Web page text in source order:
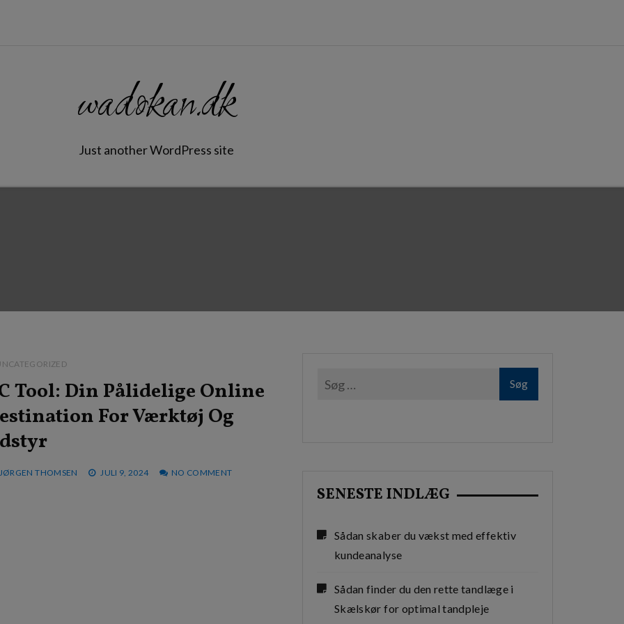
wadokan.dk
Just another WordPress site
Tool: Din Pålidelige Online
For Værktøj Og
JØRGEN THOMSEN JULI 9, 2024 NO COMMENT
SENESTE INDLÆG
Sådan skaber du vækst med effektiv
kundeanalyse
Sådan finder du den rette tandlæge i
Skælskør for optimal tandpleje